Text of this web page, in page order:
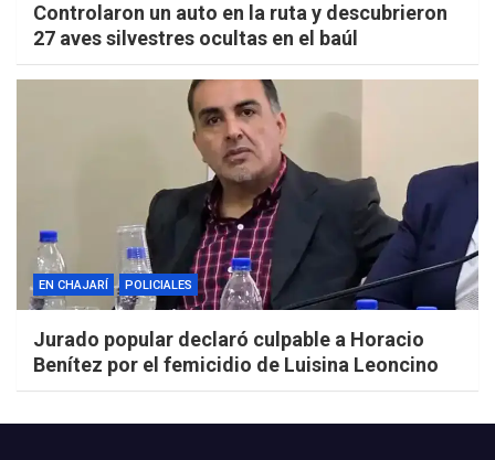
Controlaron un auto en la ruta y descubrieron
27 aves silvestres ocultas en el baúl
EN CHAJARÍ POLICIALES
Jurado popular declaró culpable a Horacio
Benítez por el femicidio de Luisina Leoncino